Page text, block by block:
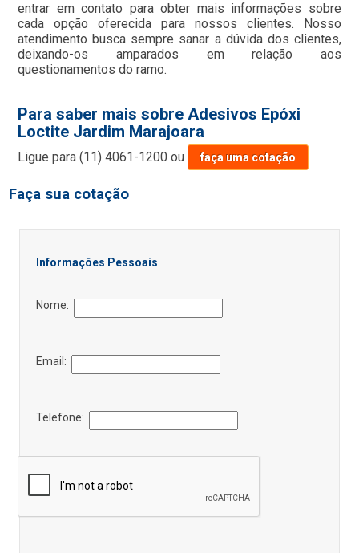
entrar em contato para obter mais informações sobre
cada opção oferecida para nossos clientes. Nosso
atendimento busca sempre sanar a dúvida dos clientes,
deixando-os amparados em relação aos
questionamentos do ramo.
Para saber mais sobre Adesivos Epóxi
Loctite Jardim Marajoara
Ligue para(11) 4061-1200 ou faça uma cotação
Faça sua cotação
Informações Pessoais
Nome:
Email:
Telefone: